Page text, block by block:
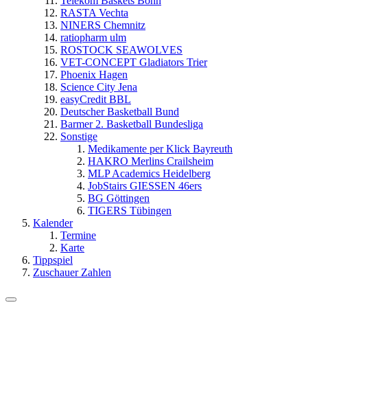
RASTA Vechta
NINERS Chemnitz
ratiopharm ulm
ROSTOCK SEAWOLVES
VET-CONCEPT Gladiators Trier
Phoenix Hagen
Science City Jena
easyCredit BBL
Deutscher Basketball Bund
Barmer 2. Basketball Bundesliga
Sonstige
Medikamente per Klick Bayreuth
HAKRO Merlins Crailsheim
MLP Academics Heidelberg
JobStairs GIESSEN 46ers
BG Göttingen
TIGERS Tübingen
Kalender
Termine
Karte
Tippspiel
Zuschauer Zahlen